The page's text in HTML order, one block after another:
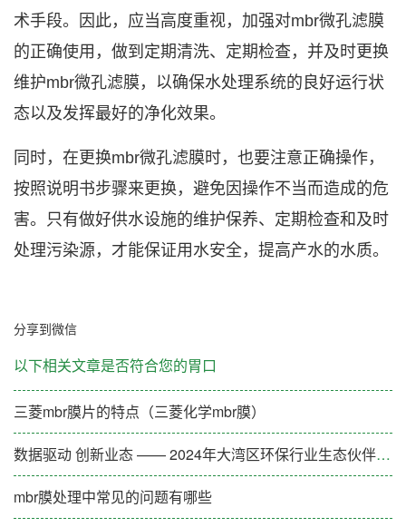
术手段。因此，应当高度重视，加强对mbr微孔滤膜
的正确使用，做到定期清洗、定期检查，并及时更换
维护mbr微孔滤膜 ，以确保水处理系统的良好运行状
态以及发挥最好的净化效果。
同时，在更换mbr微孔滤膜时，也要注意正确操作，
按照说明书步骤来更换，避免因操作不当而造成的危
害。只有做好供水设施的维护保养、定期检查和及时
处理污染源，才能保证用水安全，提高产水的水质。
分享到微信
以下相关文章是否符合您的胃口
三菱mbr膜片的特点（三菱化学mbr膜）
数据驱动 创新业态 —— 2024年大湾区环保行业生态伙伴大会（第一期）成功举办
mbr膜处理中常见的问题有哪些